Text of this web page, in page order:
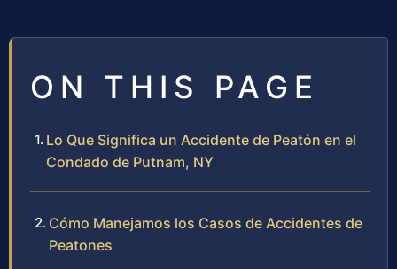
ON THIS PAGE
Lo Que Significa un Accidente de Peatón en el
Condado de Putnam, NY
Cómo Manejamos los Casos de Accidentes de
Peatones